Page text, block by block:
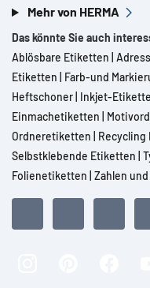
Mehr von HERMA
Das könnte Sie auch
Ablösbare Etiketten
Etiketten
Farb-und
Heftschoner Inkjet-
Einmachetiketten
Ordneretiketten
Selbstklebende Etiketten
Folienetiketten Zahlen